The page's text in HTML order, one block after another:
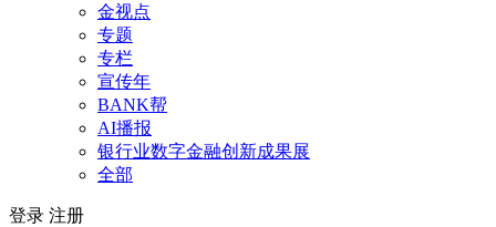
金视点
专题
专栏
宣传年
BANK帮
AI播报
银行业数字金融创新成果展
全部
登录 注册